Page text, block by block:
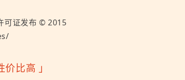
可证发布 ©2015
价比高 」